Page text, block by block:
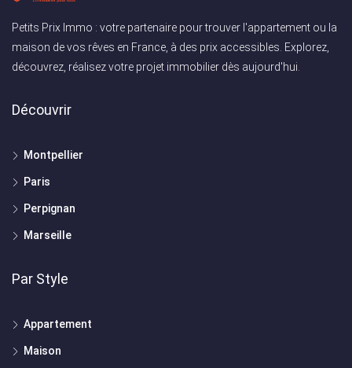
Petits Prix Immo : votre partenaire pour trouver l'appartement ou la
maison de vos rêves en France, à des prix accessibles. Explorez,
découvrez, réalisez votre projet immobilier dès aujourd'hui.
Découvrir
Montpellier
Paris
Perpignan
Marseille
Par Style
Appartement
Maison